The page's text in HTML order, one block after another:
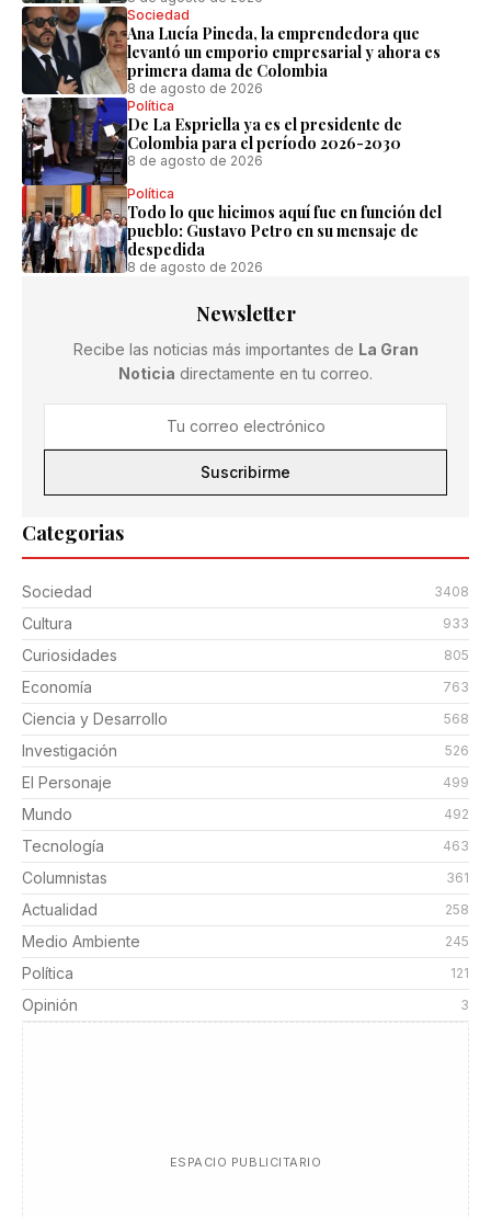
Sociedad
Ana Lucía Pineda, la emprendedora que
levantó un emporio empresarial y ahora es
primera dama de Colombia
8 de agosto de 2026
Política
De La Espriella ya es el presidente de
Colombia para el período 2026-2030
8 de agosto de 2026
Política
Todo lo que hicimos aquí fue en función del
pueblo: Gustavo Petro en su mensaje de
despedida
8 de agosto de 2026
Categorias
Sociedad 3408
Cultura 933
Curiosidades 805
Economía 763
Ciencia y Desarrollo 568
Investigación 526
El Personaje 499
Mundo 492
Tecnología 463
Columnistas 361
Actualidad 258
Medio Ambiente 245
Política 121
Opinión 3
Newsletter
Recibe las noticias más importantes de La Gran
Noticia directamente en tu correo.
Suscribirme
ESPACIO PUBLICITARIO